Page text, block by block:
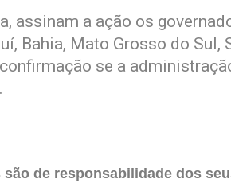
assinam a ação os
Bahia, Mato Grosso do Sul,
se a
de responsabilidade dos